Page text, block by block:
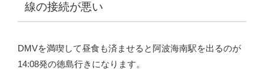
線の接続が悪い
DMVを満喫して昼食も済ませると阿波海南駅を出るのが
14:08発の徳島行きになります。